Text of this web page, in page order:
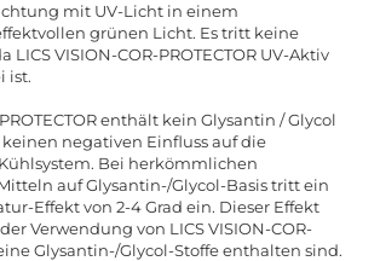
mit UV-Licht in einem
grünen Licht. Es tritt keine
LICS VISION-COR-PROTECTOR UV-Aktiv
ist.
enthält kein Glysantin / Glycol
negativen Einfluss auf die
Bei herkömmlichen
auf Glysantin-/Glycol-Basis tritt ein
Effekt von 2-4 Grad ein. Dieser Effekt
Verwendung von LICS VISION-COR-
Glysantin-/Glycol-Stoffe enthalten sind.